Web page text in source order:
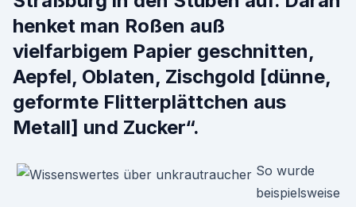
henket man Roßen auß
vielfarbigem Papier geschnitten,
Aepfel, Oblaten, Zischgold [dünne,
geformte Flitterplättchen aus
Metall] und Zucker“.
So wurde
beispielsweise